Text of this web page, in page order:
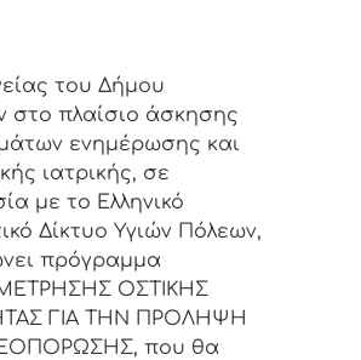
του Δήμου
στο πλαίσιο άσκησης
ενημέρωσης και
ιατρικής, σε
με το Ελληνικό
Δίκτυο Υγιών Πόλεων,
πρόγραμμα
ΟΣΤΙΚΗΣ
ΓΙΑ ΤΗΝ ΠΡΟΛΗΨΗ
που θα